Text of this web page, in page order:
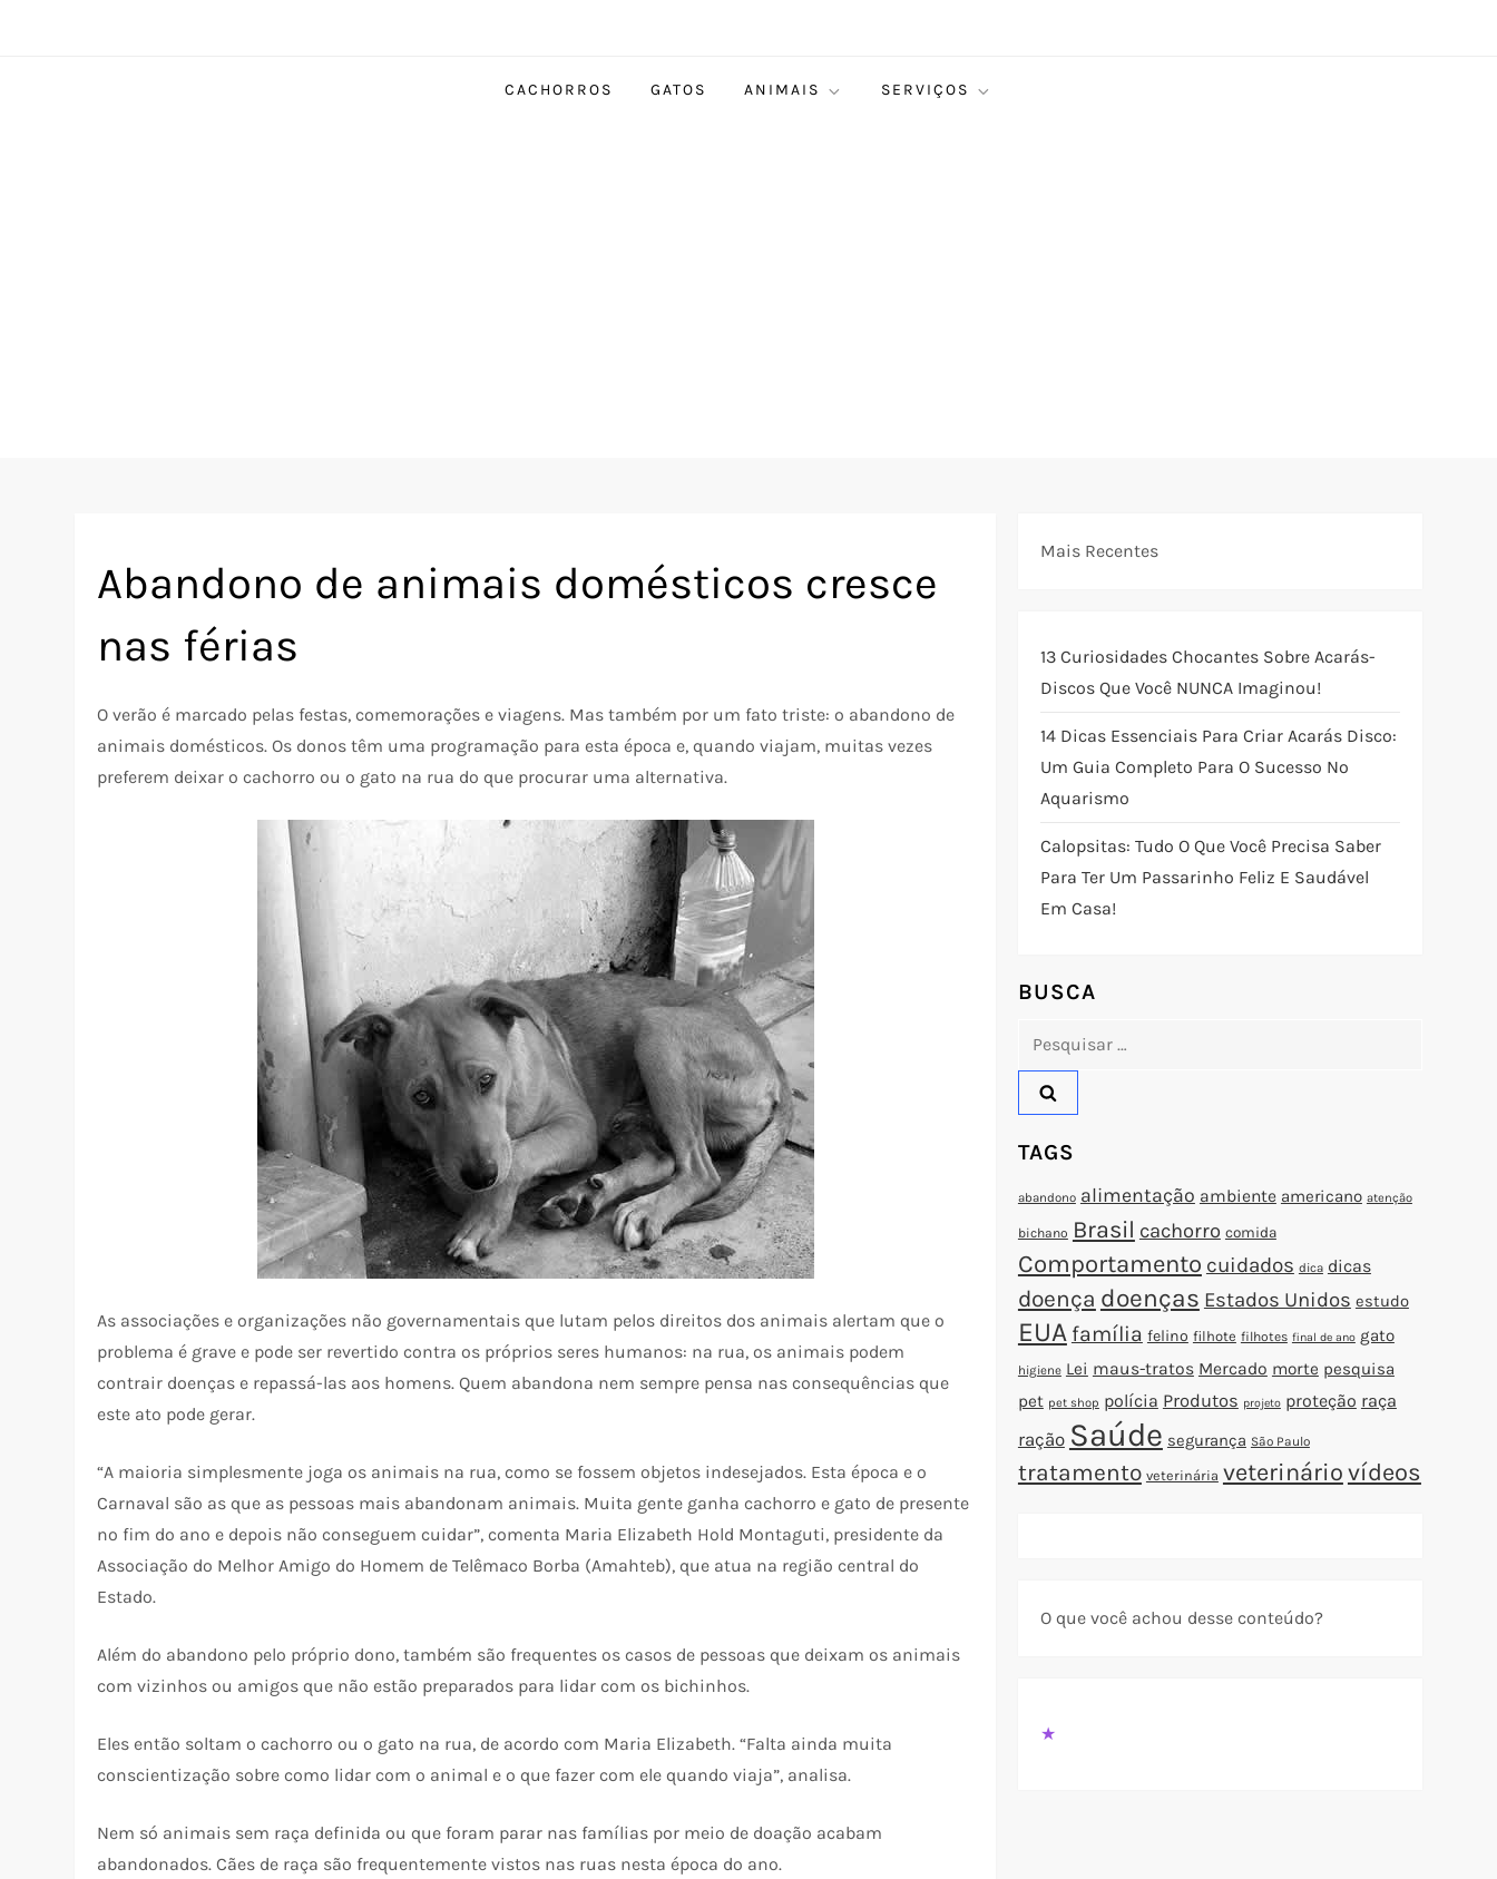
CACHORROS GATOS ANIMAIS SERVIÇOS
Abandono de animais domésticos cresce
nas férias
O verão é marcado pelas festas, comemorações e viagens. Mas também por um fato triste: o abandono de
animais domésticos. Os donos têm uma programação para esta época e, quando viajam, muitas vezes
preferem deixar o cachorro ou o gato na rua do que procurar uma alternativa.
As associações e organizações não governamentais que lutam pelos direitos dos animais alertam que o
problema é grave e pode ser revertido contra os próprios seres humanos: na rua, os animais podem
contrair doenças e repassá-las aos homens. Quem abandona nem sempre pensa nas consequências que
este ato pode gerar.
“A maioria simplesmente joga os animais na rua, como se fossem objetos indesejados. Esta época e o
Carnaval são as que as pessoas mais abandonam animais. Muita gente ganha cachorro e gato de presente
no fim do ano e depois não conseguem cuidar”, comenta Maria Elizabeth Hold Montaguti, presidente da
Associação do Melhor Amigo do Homem de Telêmaco Borba (Amahteb), que atua na região central do
Estado.
Além do abandono pelo próprio dono, também são frequentes os casos de pessoas que deixam os animais
com vizinhos ou amigos que não estão preparados para lidar com os bichinhos.
Eles então soltam o cachorro ou o gato na rua, de acordo com Maria Elizabeth. “Falta ainda muita
conscientização sobre como lidar com o animal e o que fazer com ele quando viaja”, analisa.
Nem só animais sem raça definida ou que foram parar nas famílias por meio de doação acabam
abandonados. Cães de raça são frequentemente vistos nas ruas nesta época do ano.
Mais Recentes
13 Curiosidades Chocantes Sobre Acarás-
Discos Que Você NUNCA Imaginou!
14 Dicas Essenciais Para Criar Acarás Disco:
Um Guia Completo Para O Sucesso No
Aquarismo
Calopsitas: Tudo O Que Você Precisa Saber
Para Ter Um Passarinho Feliz E Saudável
Em Casa!
BUSCA
Pesquisar
TAGS
abandono alimentação ambiente americano atenção
bichano Brasil cachorro comida
Comportamento cuidados dica dicas
doença doenças Estados Unidos estudo
EUA família felino filhote filhotes final de ano gato
higiene Lei maus-tratos Mercado morte pesquisa
pet pet shop polícia Produtos projeto proteção raça
ração Saúde segurança São Paulo
tratamento veterinária veterináriovídeos
O que você achou desse conteúdo?
★